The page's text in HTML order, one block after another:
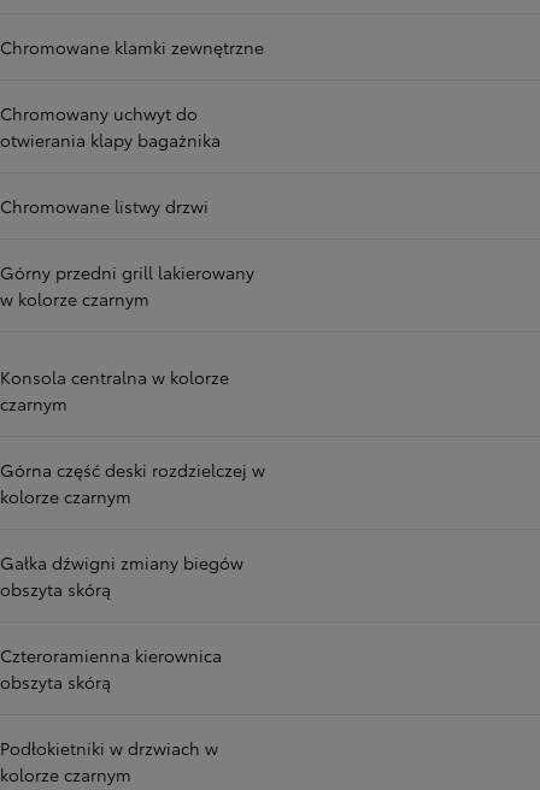
Chromowane klamki zewnętrzne
Chromowany uchwyt do
otwierania klapy bagażnika
Chromowane listwy drzwi
Górny przedni grill lakierowany
w kolorze czarnym
Konsola centralna w kolorze
czarnym
Górna część deski rozdzielczej w
kolorze czarnym
Gałka dźwigni zmiany biegów
obszyta skórą
Czteroramienna kierownica
obszyta skórą
Podłokietniki w drzwiach w
kolorze czarnym